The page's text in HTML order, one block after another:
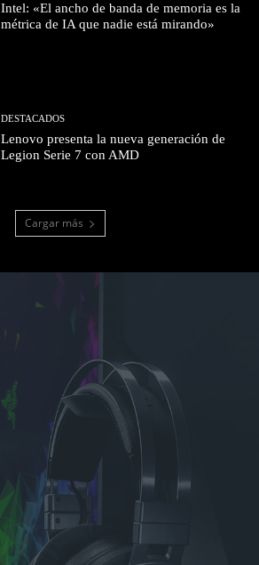
Intel: «El ancho de banda de memoria es la
métrica de IA que nadie está mirando»
DESTACADOS
Lenovo presenta la nueva generación de
Legion Serie 7 con AMD
Cargar más